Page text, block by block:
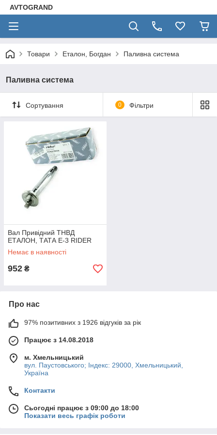
AVTOGRAND
Товари Еталон, Богдан Паливна система
Паливна система
Сортування 0 Фільтри
Вал Привідний ТНВД
ЕТАЛОН, ТАТА Е-3 RIDER
Немає в наявності
952 ₴
Про нас
97% позитивних з 1926 відгуків за рік
Працює з 14.08.2018
м. Хмельницький
вул. Паустовського; Індекс: 29000, Хмельницький,
Україна
Контакти
Сьогодні працює з 09:00 до 18:00
Показати весь графік роботи